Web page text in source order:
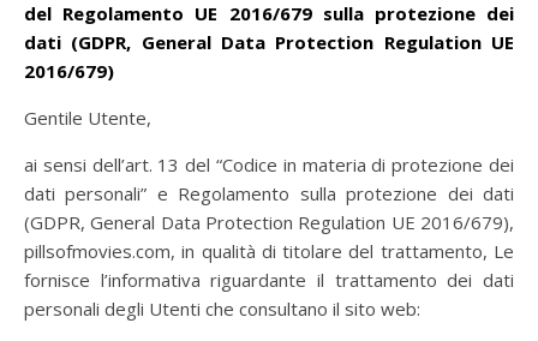
del Regolamento UE 2016/679 sulla protezione dei
dati (GDPR, General Data Protection Regulation UE
2016/679)
Gentile Utente,
ai sensi dell’art. 13 del “Codice in materia di protezione dei
dati personali” e Regolamento sulla protezione dei dati
(GDPR, General Data Protection Regulation UE 2016/679),
pillsofmovies.com, in qualità di titolare del trattamento, Le
fornisce l’informativa riguardante il trattamento dei dati
personali degli Utenti che consultano il sito web: